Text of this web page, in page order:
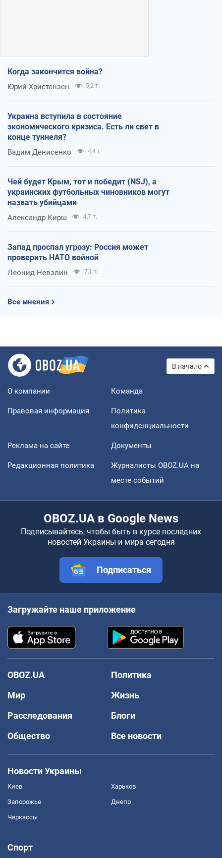
Когда закончится война?
Юрий Христензен 5,2 т.
Украина вступила в состояние
экономического кризиса. Есть ли свет в
конце туннеля?
Вадим Денисенко 4,4 т.
Чей будет Крым, тот и победит (NSJ), а
украинских футбольных чиновников могут
назвать убийцами
Александр Кирш 4,7 т.
Запад проспал угрозу: Россия может
проверить НАТО войной
Леонид Невзлин 7,1 т.
Все мнения
В начало
О компании Команда
Правовая информация
Политика
конфиденциальности
Реклама на сайте Документы
Редакционная политика
Журналисты OBOZ.UA на
месте событий
OBOZ.UA в Google News
Подписывайтесь, чтобы быть в курсе последних
новостей Украины и мира сегодня
Подписаться
Загружайте наше приложение
OBOZ.UA
Политика
Мир
Жизнь
Расследования
Блоги
Общество
Все новости
Новости Украины
Киев Харьков
Запорожье Днепр
Черкассы
Спорт